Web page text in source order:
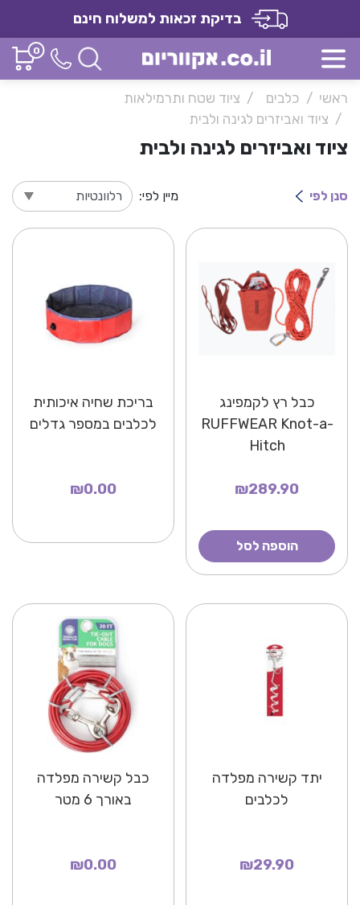
בדיקת זכאות למשלוח חינם
0
ראשי כלבים
ציוד שטח ותרמילאות
ציוד ואביזרים לגינה ולבית
ציוד ואביזרים לגינה ולבית
סנן לפי מיין לפי:
כבל רץ לקמפינג
RUFFWEAR Knot-a-
Hitch
₪289.90
הוספה לסל
בריכת שחיה איכותית
לכלבים במספר גדלים
₪0.00
יתד קשירה מפלדה
לכלבים
₪29.90
כבל קשירה מפלדה
באורך 6 מטר
₪0.00